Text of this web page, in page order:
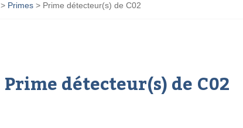
> Primes > Prime détecteur(s) de C02
Prime détecteur(s) de C02